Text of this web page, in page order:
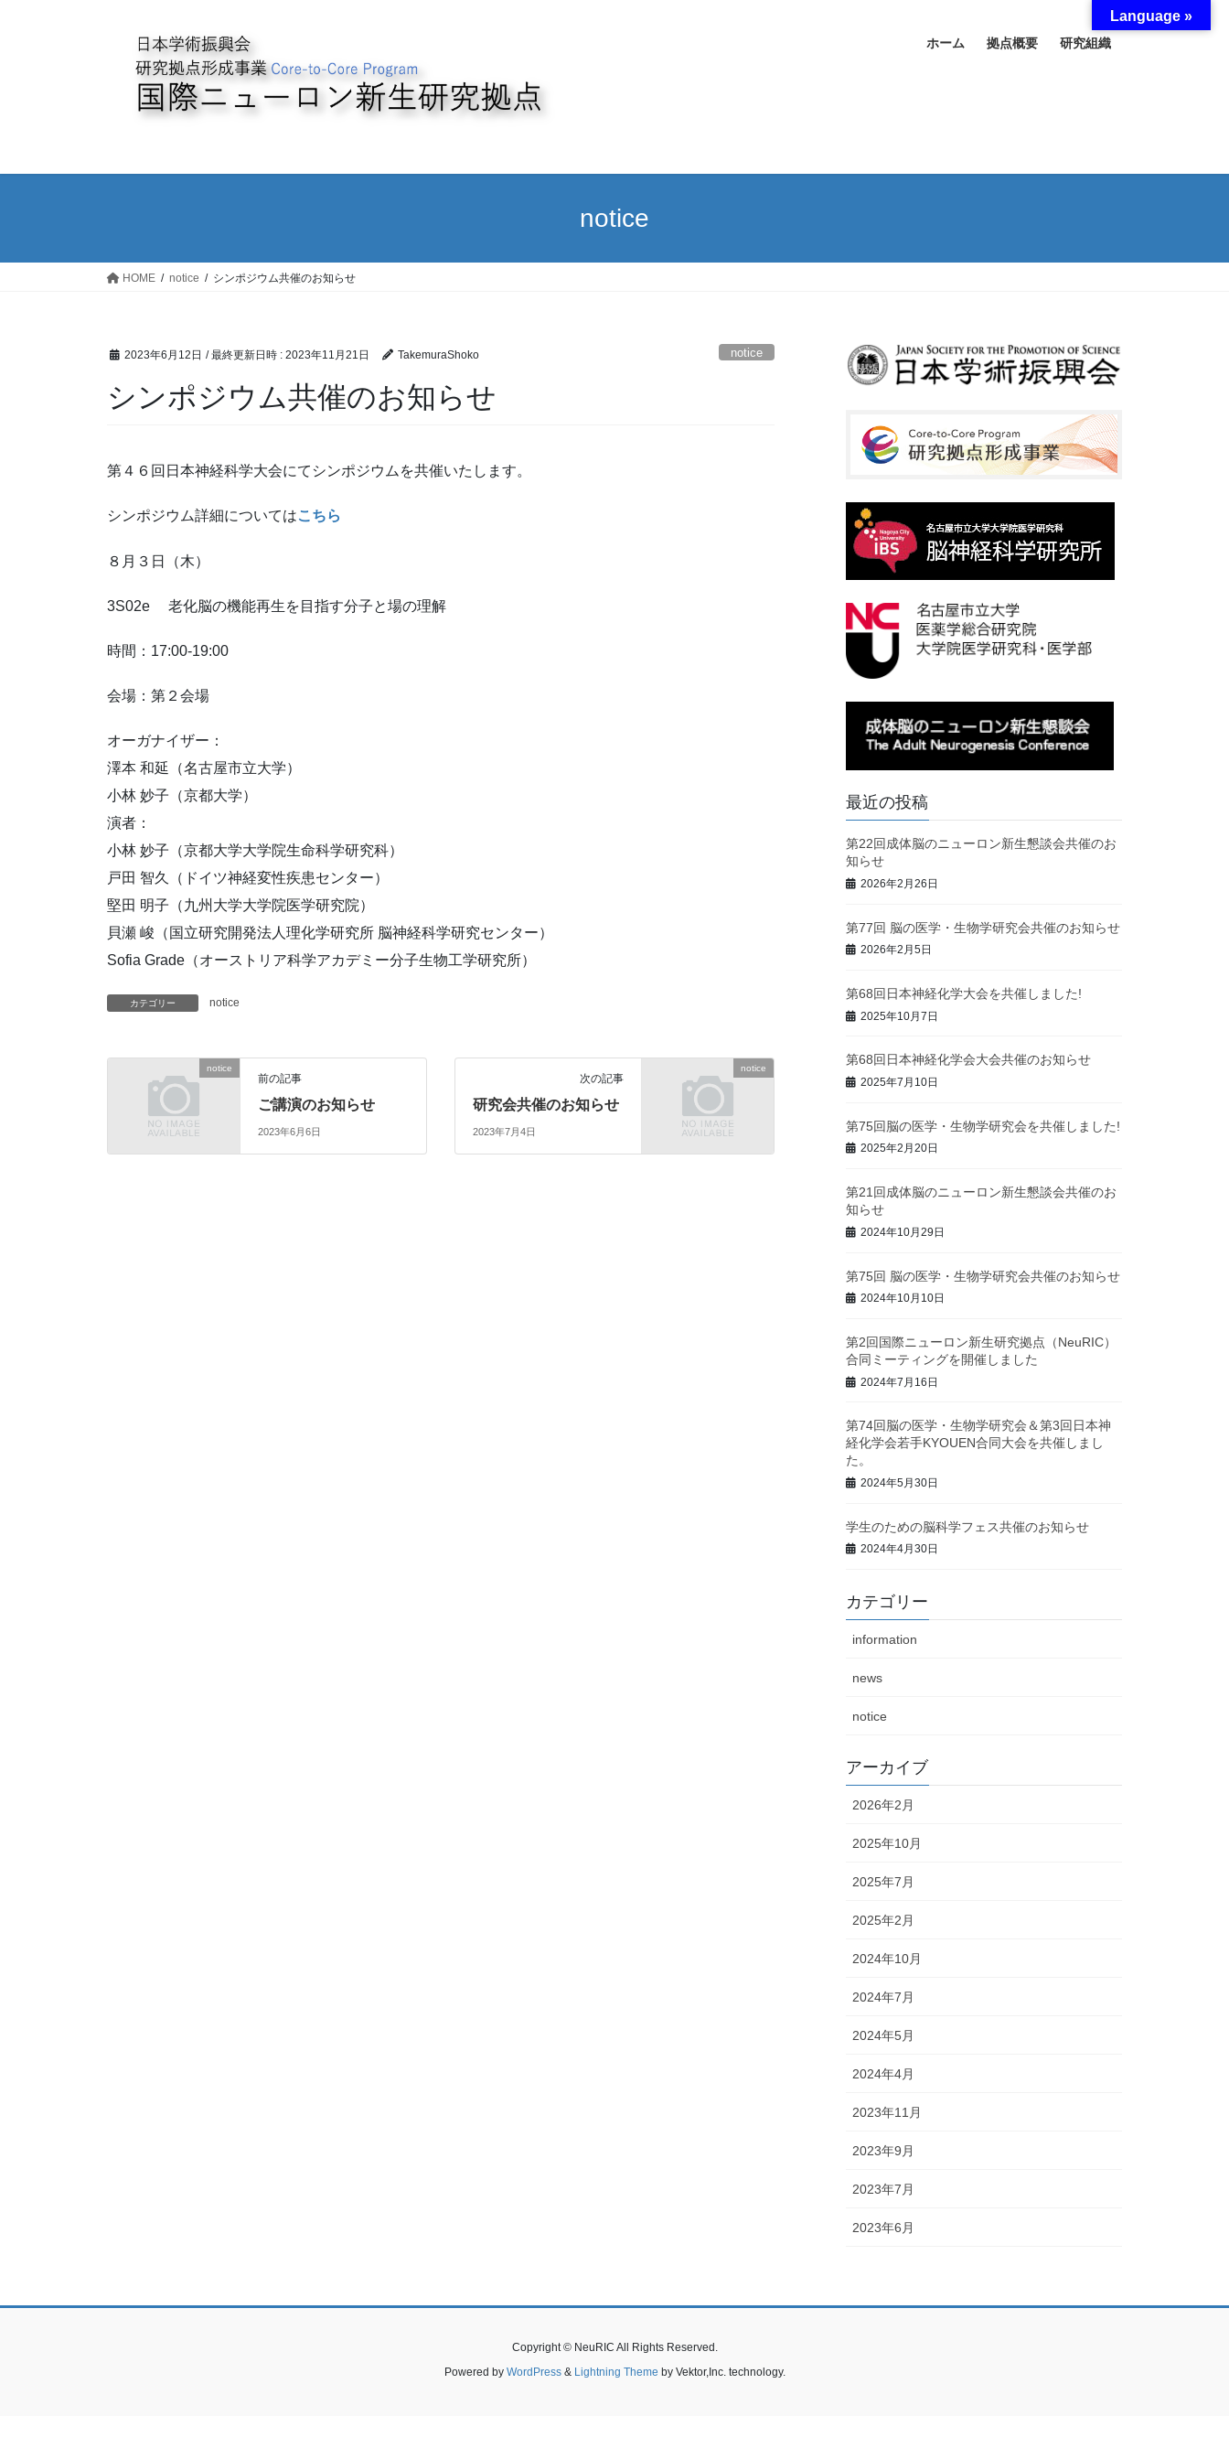
ホーム 拠点概要 研究組織
notice
HOME notice シンポジウム共催のお知らせ
2023年6月12日 / 最終更新日時 : 2023年11月21日 TakemuraShoko notice
シンポジウム共催のお知らせ
第４６回日本神経科学大会にてシンポジウムを共催いたします。
シンポジウム詳細についてはこちら
８月３日（木）
3S02e 老化脳の機能再生を目指す分子と場の理解
時間：17:00-19:00
会場：第２会場
オーガナイザー：
澤本 和延（名古屋市立大学）
小林 妙子（京都大学）
演者：
小林 妙子（京都大学大学院生命科学研究科）
戸田 智久（ドイツ神経変性疾患センター）
堅田 明子（九州大学大学院医学研究院）
貝瀬 峻（国立研究開発法人理化学研究所 脳神経科学研究センター）
Sofia Grade（オーストリア科学アカデミー分子生物工学研究所）
カテゴリー notice
notice
前の記事
ご講演のお知らせ
2023年6月6日
notice
次の記事
研究会共催のお知らせ
2023年7月4日
最近の投稿
第22回成体脳のニューロン新生懇談会共催のお
知らせ
2026年2月26日
第77回 脳の医学・生物学研究会共催のお知らせ
2026年2月5日
第68回日本神経化学大会を共催しました!
2025年10月7日
第68回日本神経化学会大会共催のお知らせ
2025年7月10日
第75回脳の医学・生物学研究会を共催しました!
2025年2月20日
第21回成体脳のニューロン新生懇談会共催のお
知らせ
2024年10月29日
第75回 脳の医学・生物学研究会共催のお知らせ
2024年10月10日
第2回国際ニューロン新生研究拠点（NeuRIC）
合同ミーティングを開催しました
2024年7月16日
第74回脳の医学・生物学研究会＆第3回日本神
経化学会若手KYOUEN合同大会を共催しまし
た。
2024年5月30日
学生のための脳科学フェス共催のお知らせ
2024年4月30日
カテゴリー
information
news
notice
アーカイブ
2026年2月
2025年10月
2025年7月
2025年2月
2024年10月
2024年7月
2024年5月
2024年4月
2023年11月
2023年9月
2023年7月
2023年6月
Copyright © NeuRIC All Rights Reserved.
Powered by WordPress& Lightning Theme by Vektor,Inc. technology.
Language »